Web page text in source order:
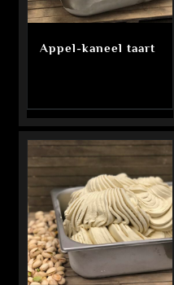
Appel-kaneel taart